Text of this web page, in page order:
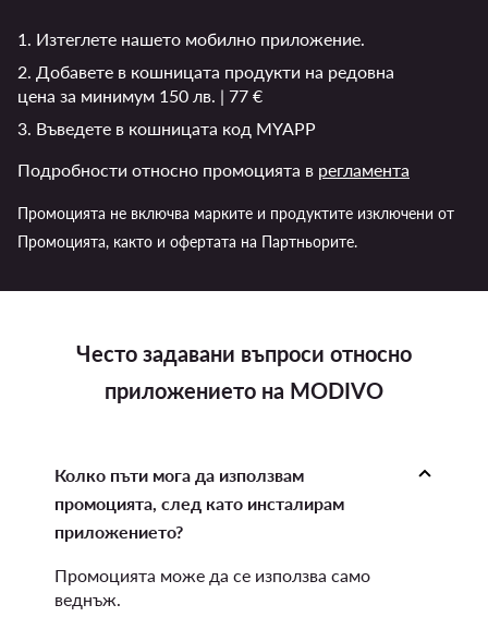
Често задавани въпроси относно
приложението на MODIVO
Колко пъти мога да използвам
промоцията, след като инсталирам
приложението?
Промоцията може да се използва само
веднъж.
1. Изтеглете нашето мобилно приложение.
2. Добавете в кошницата продукти на редовна
цена за минимум 150 лв. | 77 €
3. Въведете в кошницата код MYAPP
Подробности относно промоцията в регламента
Промоцията не включва марките и продуктите изключени от
Промоцията, както и офертата на Партньорите.